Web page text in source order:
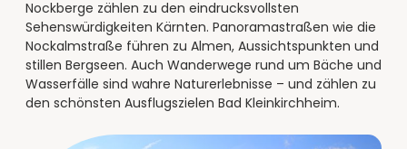
Nockberge zählen zu den eindrucksvollsten
Sehenswürdigkeiten Kärnten. Panoramastraßen wie die
Nockalmstraße führen zu Almen, Aussichtspunkten und
stillen Bergseen. Auch Wanderwege rund um Bäche und
Wasserfälle sind wahre Naturerlebnisse – und zählen zu
den schönsten Ausflugszielen Bad Kleinkirchheim.